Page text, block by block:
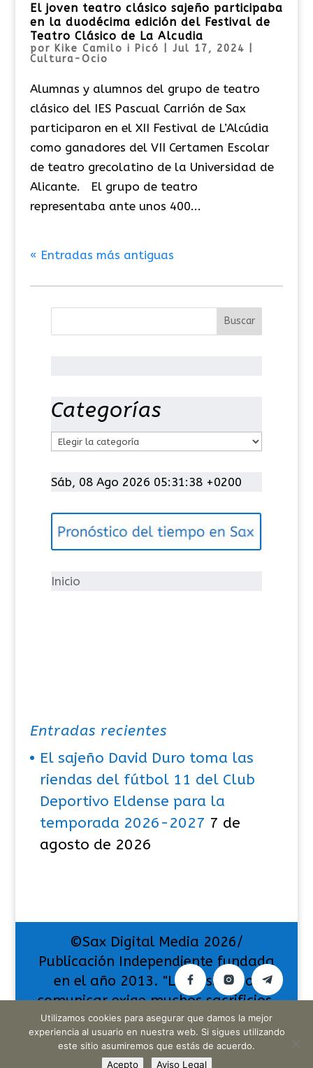
El joven teatro clásico sajeño participaba
en la duodécima edición del Festival de
Teatro Clásico de La Alcudia
por Kike Camilo i Picó Jul 17, 2024
Cultura-Ocio
Alumnas y alumnos del grupo de teatro
clásico del IES Pascual Carrión de Sax
participaron en el XII Festival de L’Alcúdia
como ganadores del VII Certamen Escolar
de teatro grecolatino de la Universidad de
Alicante. El grupo de teatro
representaba ante unos 400...
« Entradas más antiguas
Categorías
t
g
í
Sáb, 08 Ago 2026 05:31:39 +0200
Inicio
Entradas recientes
El sajeño David Duro toma las
riendas del fútbol 11 del Club
Deportivo Eldense para la
temporada 2026-2027 7 de
agosto de 2026
©Sax Digital Media 2026/
Publicación Independiente fundada
en el año 2013. "La pasión por
comunicar exige muchos sacrificios,
pero también da muchas
satisfacciones".
Utilizamos cookies para asegurar que damos la mejor
experiencia al usuario en nuestra web. Si sigues utilizando
este sitio asumiremos que estás de acuerdo.
Acepto
Aviso Legal